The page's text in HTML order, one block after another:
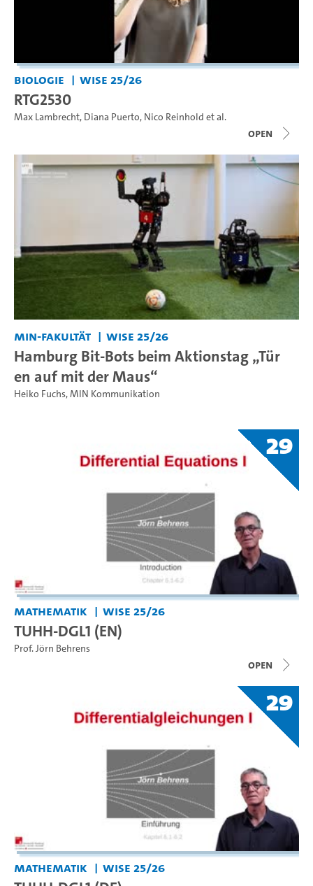
Biologie WiSe 25/26
RTG2530
Max Lambrecht, Diana Puerto, Nico Reinhold et al.
open
MIN-Fakultät WiSe 25/26
Hamburg Bit-Bots beim Aktionstag „Tür
en auf mit der Maus“
Heiko Fuchs,MIN Kommunikation
29
Mathematik WiSe 25/26
TUHH-DGL1 (EN)
Prof. Jörn Behrens
open
29
Mathematik WiSe 25/26